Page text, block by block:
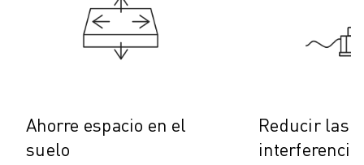
SOFTWARE DE ROBOCUT
MANTENIMIENTO PREVENTIVO DE ROBOCUT
SOSTENIBILIDAD DE ROBOCUT
REGISTRO DE PRODUCTOS " PORTAL FANUC
CASOS PRÁCTICOS
Ahorre espacio en el
suelo
Reducir las